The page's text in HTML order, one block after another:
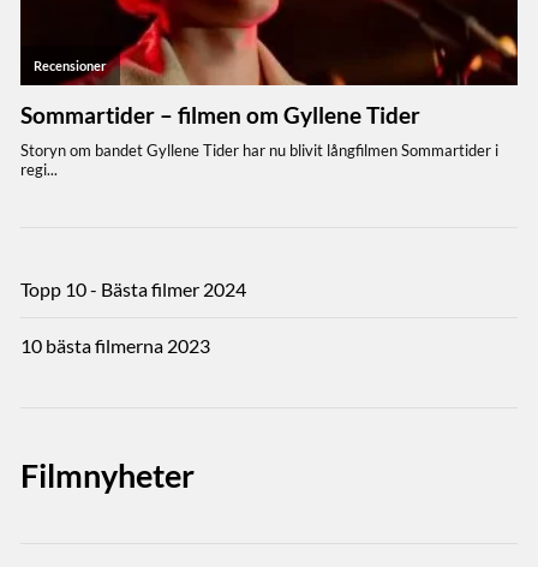
Topp 10 - Bästa filmer 2024
10 bästa filmerna 2023
Filmnyheter